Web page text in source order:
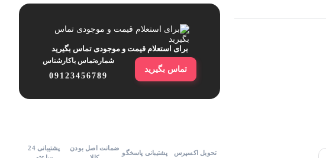
شلوار
برای استعلام قیمت و موجودی تماس بگیرید
تماس بگیرید
شماره‌تماس‌ با‌کارشناس
09123456789
تحویل اکسپرس پشتیبانی پاسخگو
ضمانت اصل بودن
پشتیبانی 24